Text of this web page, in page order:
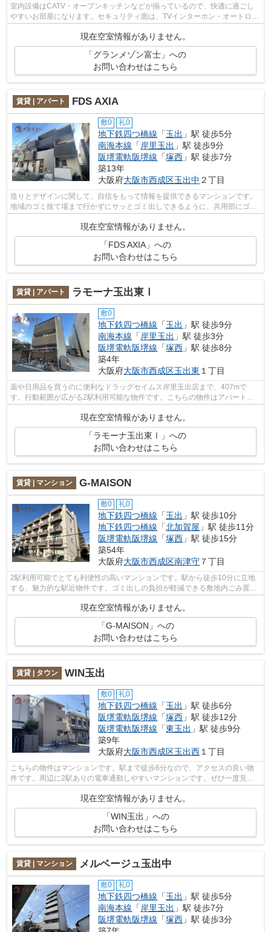
室内設備はCATV・オープンキッチンなどが揃っているので、快適に過ごし
やすいお部屋になります。セキュリティ面は、TVインターホン・オートロッ
クなどを備え付けているので安心して暮...
現在空室情報がありません。
「グランメゾン富士」への
お問い合わせはこちら
賃貸 | アパート FDS AXIA
敷0 礼0
地下鉄四つ橋線 「玉出 」駅 徒歩5分
南海本線 「岸里玉出 」駅 徒歩9分
阪堺電軌阪堺線 「塚西 」駅 徒歩7分
築13年
大阪府大阪市西成区玉出中 ２丁目
造りとデザインに関して、自信をもって情報を提供できるマンションです。
地域のゴミ捨て場まで行かずにサッとゴミ出しできるように、共用部にゴミ
現在空室情報がありません。
「FDS AXIA」への
お問い合わせはこちら
賃貸 | アパート ラモーナ玉出東Ⅰ
敷0
地下鉄四つ橋線 「玉出 」駅 徒歩9分
南海本線 「 岸里玉出 」駅 徒歩3分
阪堺電軌阪堺線 「塚西 」駅 徒歩8分
築4年
大阪府大阪市西成区玉出東 １丁目
薬や日用品を買うのに便利なドラッグセイムス岸里玉出店まで、407mで
す。行動範囲が広がる2駅利用可能な物件です。こちらの物件はアパートで
現在空室情報がありません。
「ラモーナ玉出東Ⅰ」への
お問い合わせはこちら
賃貸 | マンション G-MAISON
敷0 礼0
地下鉄四つ橋線 「玉出 」駅 徒歩10分
地下鉄四つ橋線 「北加賀屋 」駅 徒歩11分
阪堺電軌阪堺線 「塚西 」駅 徒歩15分
築54年
大阪府大阪市西成区南津守 ７丁目
2駅利用可能でとても利便性の高いマンションです。駅から徒歩10分に立地
する、魅力的な駅近物件です。ゴミ出しの負担が軽減できる敷地内ごみ置き
場付き物件です。「G-MAISON」のここが...
現在空室情報がありません。
「G-MAISON」への
お問い合わせはこちら
賃貸 | タウン WIN玉出
敷0 礼0
地下鉄四つ橋線 「玉出 」駅 徒歩6分
阪堺電軌阪堺線 「塚西 」駅 徒歩12分
阪堺電軌阪堺線 「東玉出 」駅 徒歩9分
築9年
大阪府大阪市西成区玉出西 １丁目
こちらの物件はマンションです。駅まで徒歩6分なので、アクセスの良い物
件です。周辺に2駅ありの電車通勤しやすいマンションです。ぜひ一度見て
現在空室情報がありません。
「WIN玉出」への
お問い合わせはこちら
賃貸 | マンション メルベージュ玉出中
敷0 礼0
地下鉄四つ橋線 「玉出 」駅 徒歩5分
南海本線 「 岸里玉出 」駅 徒歩7分
阪堺電軌阪堺線 「塚西 」駅 徒歩3分